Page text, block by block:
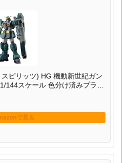
ピリッツ) HG 機動新世紀ガン
144スケール 色分け済みプラモ